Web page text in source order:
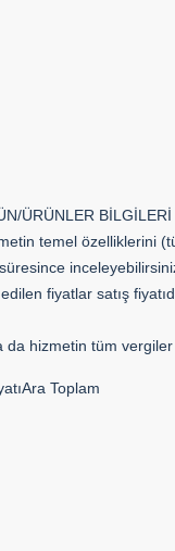
ÜRÜNLER BİLGİLERİ
temel özelliklerini
fiyatlar satış
hizmetin tüm vergiler
Toplam